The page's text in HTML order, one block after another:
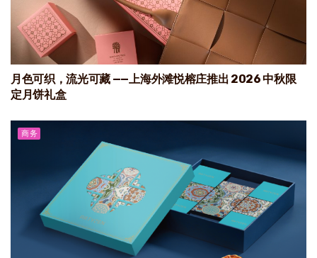
月色可织，流光可藏 ——上海外滩悦榕庄推出 2026 中秋限
定月饼礼盒
商务